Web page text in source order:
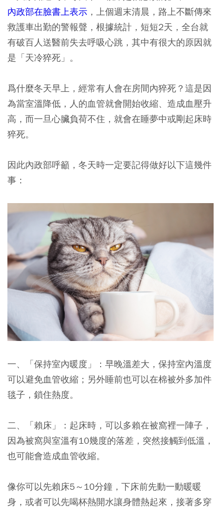
內政部在臉書上表示 ，上個週末清晨，路上不斷傳來
救護車出勤的警報聲，根據統計，短短2天，全台就
有破百人送醫前失去呼吸心跳，其中有很大的原因就
是「天冷猝死」。
爲什麼冬天早上，經常有人會在房間內猝死？這是因
為當室溫降低，人的血管就會開始收縮、造成血壓升
高，而一旦心臟負荷不住，就會在睡夢中或剛起床時
猝死。
因此內政部呼籲，冬天時一定要記得做好以下這幾件
事：
一、「保持室內暖度」： 早晚溫差大，保持室內溫度
可以避免血管收縮；另外睡前也可以在棉被外多加件
毯子，鎖住熱度。
二、「賴床」： 起床時，可以多賴在被窩裡一陣子，
因為被窩與室溫有10幾度的落差，突然接觸到低溫，
也可能會造成血管收縮。
像你可以先賴床5～10分鐘，下床前先動一動暖暖
身，或者可以先喝杯熱開水讓身體熱起來，接著多穿